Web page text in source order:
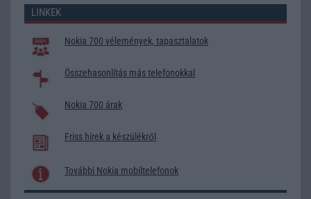
LINKEK
Nokia 700 vélemények, tapasztalatok
Összehasonlítás más telefonokkal
Nokia 700 árak
Friss hírek a készülékről
További Nokia mobiltelefonok